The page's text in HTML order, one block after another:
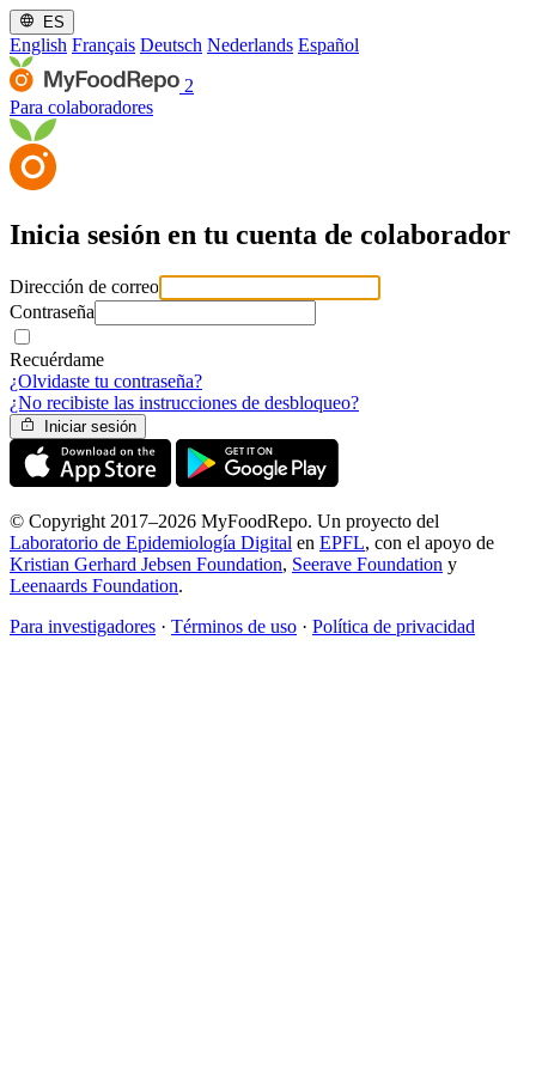
ES
English Français Deutsch Nederlands Español
2
Para colaboradores
Inicia sesión en tu cuenta de colaborador
Dirección de correo
Contraseña
Recuérdame
¿Olvidaste tu contraseña?
¿No recibiste las instrucciones de desbloqueo?
Iniciar sesión
© Copyright 2017–2026 MyFoodRepo. Un proyecto del
Laboratorio de Epidemiología Digital en EPFL, con el apoyo de
Kristian Gerhard Jebsen Foundation, Seerave Foundation y
Leenaards Foundation.
Para investigadores · Términos de uso · Política de privacidad